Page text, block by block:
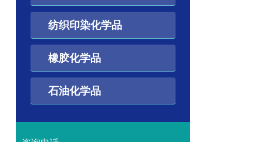
纺织印染化学品
橡胶化学品
石油化学品